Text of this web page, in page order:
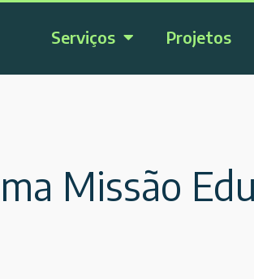
Serviços Projetos
Missão